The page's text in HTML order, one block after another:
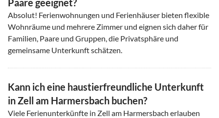
Paare geeignet?
Absolut! Ferienwohnungen und Ferienhäuser bieten flexible
Wohnräume und mehrere Zimmer und eignen sich daher für
Familien, Paare und Gruppen, die Privatsphäre und
gemeinsame Unterkunft schätzen.
Kann ich eine haustierfreundliche Unterkunft
in Zell am Harmersbach buchen?
Viele Ferienunterkünfte in Zell am Harmersbach erlauben